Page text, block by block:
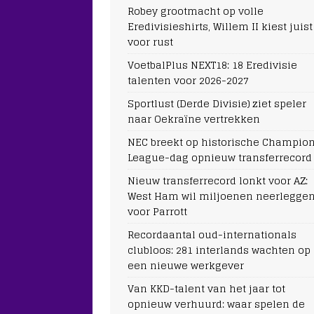
Robey grootmacht op volle
Eredivisieshirts, Willem II kiest juist
voor rust
VoetbalPlus NEXT18: 18 Eredivisie
talenten voor 2026-2027
Sportlust (Derde Divisie) ziet speler
naar Oekraïne vertrekken
NEC breekt op historische
League-dag opnieuw transferrecord
Nieuw transferrecord lonkt voor AZ:
West Ham wil miljoenen
voor Parrott
Recordaantal oud-internationals
clubloos: 281 interlands wachten op
een nieuwe werkgever
Van KKD-talent van het jaar tot
opnieuw verhuurd: waar spelen de